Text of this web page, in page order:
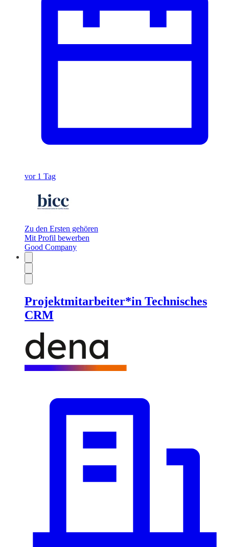
vor 1 Tag
Zu den Ersten gehören
Mit Profil bewerben
Good Company
Projektmitarbeiter*in Technisches
CRM